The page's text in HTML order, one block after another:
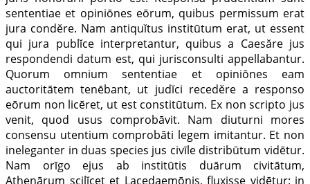
sententiae et opiniōnes eōrum, quibus permissum erat
jura condĕre. Nam antiquĭtus institūtum erat, ut essent
qui jura publĭce interpretantur, quibus a Caesăre jus
respondendi datum est, qui jurisconsulti appellabantur.
Quorum omnium sententiae et opiniōnes eam
auctoritātem tenēbant, ut judĭci recedĕre a responso
eōrum non licēret, ut est constitūtum. Ex non scripto jus
venit, quod usus comprobāvit. Nam diuturni mores
consensu utentium comprobāti legem imitantur. Et non
ineleganter in duas species jus civīle distribūtum vidētur.
Nam orīgo ejus ab institūtis duārum civitātum,
Athenārum scilĭcet et Lacedaemōnis, fluxisse vidētur: in